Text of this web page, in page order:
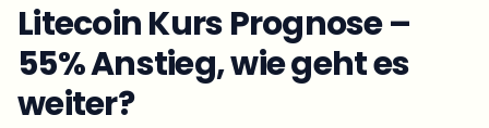
Litecoin Kurs Prognose –
55% Anstieg, wie geht es
weiter?